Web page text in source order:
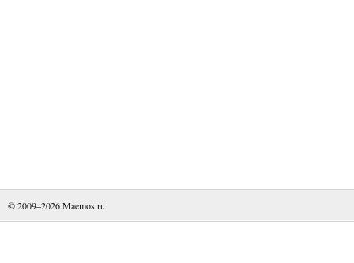
© 2009–2026Maemos.ru